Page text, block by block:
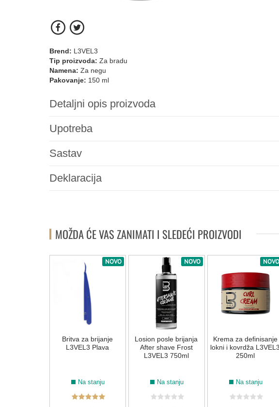
Brend: L3VEL3
Tip proizvoda: Za bradu
Namena: Za negu
Pakovanje: 150 ml
Detaljni opis proizvoda
Upotreba
Sastav
Deklaracija
MOŽDA ĆE VAS ZANIMATI I SLEDEĆI PROIZVODI
NOVO
Britva za brijanje
L3VEL3 Plava
Na stanju
NOVO
Losion posle brijanja
After shave Frost
L3VEL3 750ml
Na stanju
NOVO
Krema za definisanje
lokni i kovrdža L3VEL3
250ml
Na stanju